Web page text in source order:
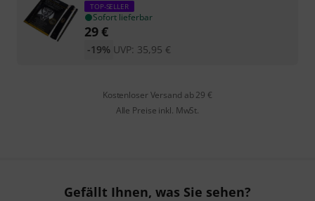
TOP-SELLER
Sofort lieferbar
29€
UVP: 35,95 €
-19%
Kostenloser Versand ab 29 €
Alle Preise inkl. MwSt.
Gefällt Ihnen, was Sie sehen?